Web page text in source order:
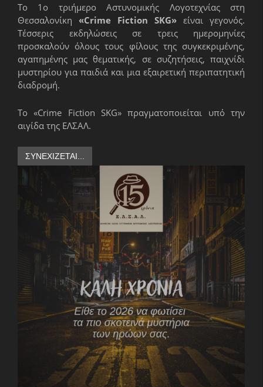
Το 1ο τριήμερο Αστυνομικής Λογοτεχνίας στη
Θεσσαλονίκη «Crime Fiction SKG» είναι γεγονός.
Τέσσερις εκδηλώσεις σε τρεις ημερομηνίες
προσκαλούν όλους τους φίλους της συγκεκριμένης,
αγαπημένης μας θεματικής, σε συζητήσεις, παιχνίδι
μυστηρίου για παιδιά και μια εξαιρετική περιπατητική
διαδρομή.
Το «Crime Fiction SKG» πραγματοποιείται υπό την
αιγίδα της ΕΛΣΑΛ.
ΣΥΝΕΧΊΖΕΤΑΙ...